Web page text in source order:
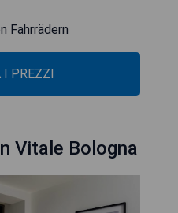
Fahrrädern
I PREZZI
Vitale Bologna